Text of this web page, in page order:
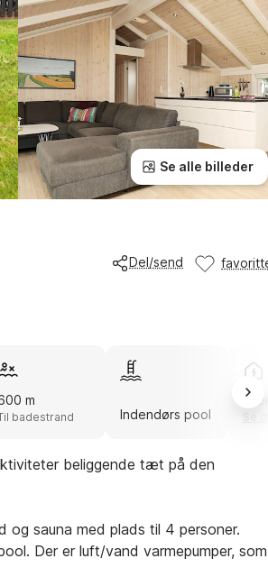
Se alle billeder
Del/send
m
badestrand Indendørs pool Se
beliggende tæt på den
og sauna med plads til 4 personer.
Der er luft/vand varmepumper, som